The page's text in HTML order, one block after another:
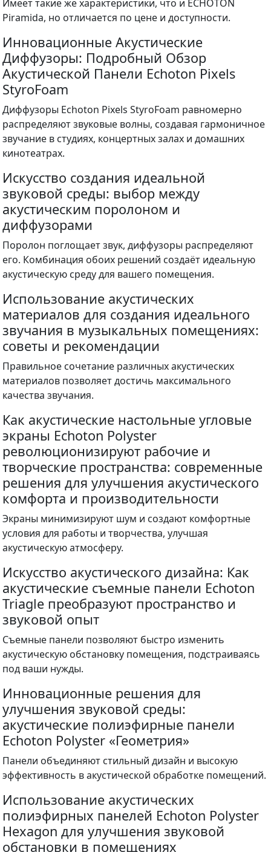
Имеет такие же характеристики, что и ECHOTON
Piramida, но отличается по цене и доступности.
Инновационные Акустические
Диффузоры: Подробный Обзор
Акустической Панели Echoton Pixels
StyroFoam
Диффузоры Echoton Pixels StyroFoam равномерно
распределяют звуковые волны, создавая гармоничное
звучание в студиях, концертных залах и домашних
кинотеатрах.
Искусство создания идеальной
звуковой среды: выбор между
акустическим поролоном и
диффузорами
Поролон поглощает звук, диффузоры распределяют
его. Комбинация обоих решений создаёт идеальную
акустическую среду для вашего помещения.
Использование акустических
материалов для создания идеального
звучания в музыкальных помещениях:
советы и рекомендации
Правильное сочетание различных акустических
материалов позволяет достичь максимального
качества звучания.
Как акустические настольные угловые
экраны Echoton Polyster
революционизируют рабочие и
творческие пространства: современные
решения для улучшения акустического
комфорта и производительности
Экраны минимизируют шум и создают комфортные
условия для работы и творчества, улучшая
акустическую атмосферу.
Искусство акустического дизайна: Как
акустические съемные панели Echoton
Triagle преобразуют пространство и
звуковой опыт
Съемные панели позволяют быстро изменить
акустическую обстановку помещения, подстраиваясь
под ваши нужды.
Инновационные решения для
улучшения звуковой среды:
акустические полиэфирные панели
Echoton Polyster «Геометрия»
Панели объединяют стильный дизайн и высокую
эффективность в акустической обработке помещений.
Использование акустических
полиэфирных панелей Echoton Polyster
Hexagon для улучшения звуковой
обстановки в помещениях